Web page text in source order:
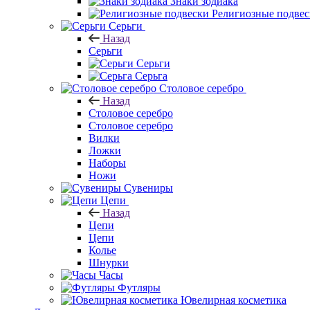
Религиозные
Серьги
Назад
Серьги
Серьги
Серьга
Столовое серебро
Назад
Столовое серебро
Столовое серебро
Вилки
Ложки
Наборы
Ножи
Сувениры
Цепи
Назад
Цепи
Цепи
Колье
Шнурки
Часы
Футляры
Ювелирная косметика